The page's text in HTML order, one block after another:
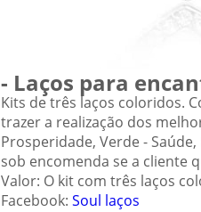
- Laços para
Kits de três laços coloridos.
trazer a realização dos
Prosperidade, Verde -
sob encomenda se a cliente
Valor: O kit com três laços
Facebook: Soul laços